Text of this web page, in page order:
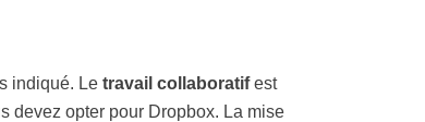
indiqué. Le travail collaboratifest
devez opter pour Dropbox. La mise